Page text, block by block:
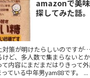
amazonで美
探してみた話。
対策が明けたらしいのですが
ど、多人数で集まらないと
内容にまだまだはりきって
ている中年男yam88です。 ...